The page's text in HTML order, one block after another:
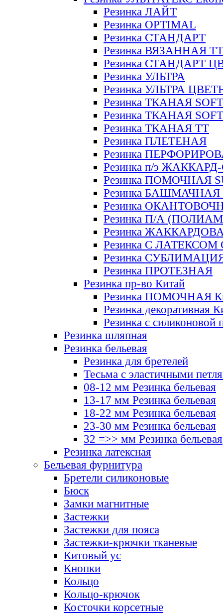
Резинка ЛАЙТ
Резинка OPTIMAL
Резинка СТАНДАРТ
Резинка ВЯЗАННАЯ ТТ
Резинка СТАНДАРТ
Резинка УЛЬТРА
Резинка УЛЬТРА
Резинка ТКАНАЯ SOFT
Резинка ТКАНАЯ
Резинка ТКАНАЯ ТТ
Резинка ПЛЕТЕНАЯ
Резинка
Резинка п/э
Резинка ПОМОЧНАЯ
Резинка БАШМАЧНАЯ
Резинка
Резинка П/А
Резинка
Резинка С ЛАТЕКСОМ
Резинка
Резинка ПРОТЕЗНАЯ
Резинка пр-во Китай
Резинка ПОМОЧНАЯ
Резинка декоративная
Резинка с силиконовой
Резинка шляпная
Резинка бельевая
Резинка для бретелей
Тесьма с эластичными
08-12 мм Резинка бельевая
13-17 мм Резинка бельевая
18-22 мм Резинка бельевая
23-30 мм Резинка бельевая
32 =>> мм Резинка бельевая
Резинка латексная
Бельевая фурнитура
Бретели силиконовые
Бюск
Замки магнитные
Застежки
Застежки для пояса
Застежки-крючки тканевые
Китовый ус
Кнопки
Кольцо
Кольцо-крючок
Косточки корсетные